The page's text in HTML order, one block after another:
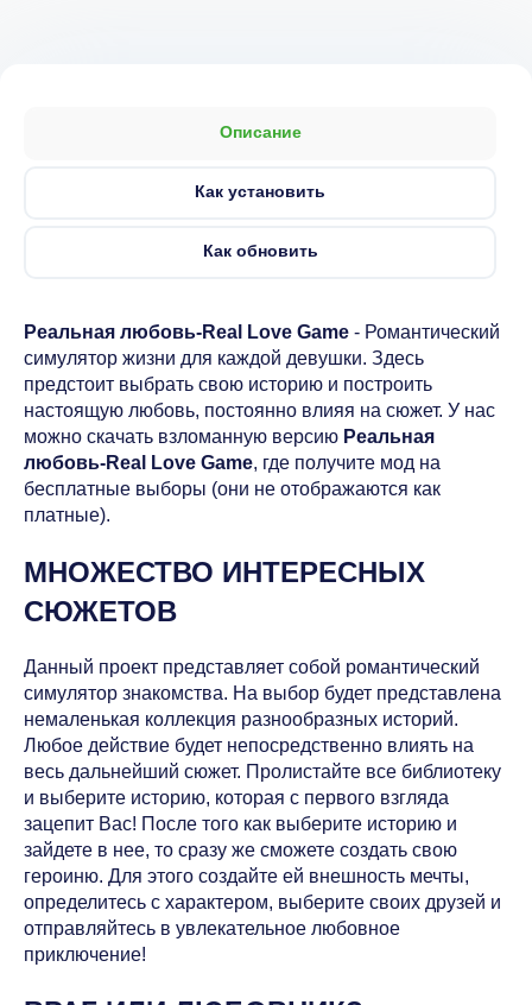
Описание
Как установить
Как обновить
Реальная любовь-Real Love Game - Романтический
симулятор жизни для каждой девушки. Здесь
предстоит выбрать свою историю и построить
настоящую любовь, постоянно влияя на сюжет. У нас
можно скачать взломанную версию Реальная
любовь-Real Love Game, где получите мод на
бесплатные выборы (они не отображаются как
платные).
МНОЖЕСТВО ИНТЕРЕСНЫХ
СЮЖЕТОВ
Данный проект представляет собой романтический
симулятор знакомства. На выбор будет представлена
немаленькая коллекция разнообразных историй.
Любое действие будет непосредственно влиять на
весь дальнейший сюжет. Пролистайте все библиотеку
и выберите историю, которая с первого взгляда
зацепит Вас! После того как выберите историю и
зайдете в нее, то сразу же сможете создать свою
героиню. Для этого создайте ей внешность мечты,
определитесь с характером, выберите своих друзей и
отправляйтесь в увлекательное любовное
приключение!